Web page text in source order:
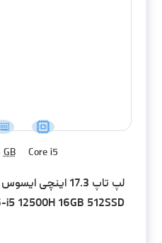
Core i5
GB
i5 12500H 16GB 512SSD